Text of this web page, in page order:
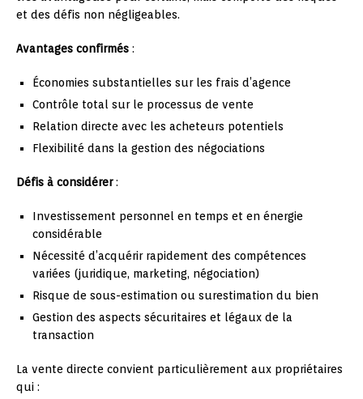
et des défis non négligeables.
Avantages confirmés :
Économies substantielles sur les frais d’agence
Contrôle total sur le processus de vente
Relation directe avec les acheteurs potentiels
Flexibilité dans la gestion des négociations
Défis à considérer:
Investissement personnel en temps et en énergie
considérable
Nécessité d’acquérir rapidement des compétences
variées (juridique, marketing, négociation)
Risque de sous-estimation ou surestimation du bien
Gestion des aspects sécuritaires et légaux de la
transaction
La vente directe convient particulièrement aux propriétaires
qui :